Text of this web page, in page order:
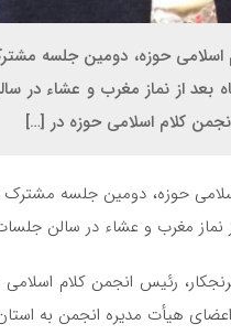
اسلامی حوزه، دومین جلسه
بعد از نماز مغرب و عشاء در
کلام اسلامی حوزه در […]
حوزه، دومین جلسه
نماز مغرب و عشاء در سالن
رئیس انجمن کلام
هیأت مدیره انجمن به استان